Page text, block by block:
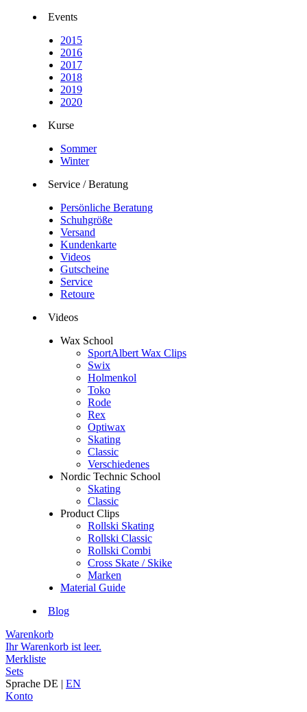
Events
2015
2016
2017
2018
2019
2020
Kurse
Sommer
Winter
Service / Beratung
Persönliche Beratung
Schuhgröße
Versand
Kundenkarte
Videos
Gutscheine
Service
Retoure
Videos
Wax School
SportAlbert Wax Clips
Swix
Holmenkol
Toko
Rode
Rex
Optiwax
Skating
Classic
Verschiedenes
Nordic Technic School
Skating
Classic
Product Clips
Rollski Skating
Rollski Classic
Rollski Combi
Cross Skate / Skike
Marken
Material Guide
Blog
Warenkorb
Ihr Warenkorb ist leer.
Merkliste
Sets
Sprache DE | EN
Konto